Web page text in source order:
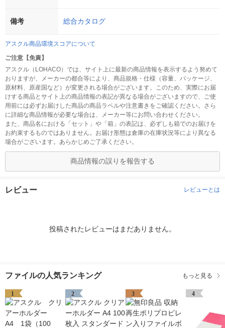
備考 総合カタログ
アスクル商品環境スコアについて
ご注意【免責】
アスクル（LOHACO）では、サイト上に最新の商品情報を表示するよう努めて
おりますが、メーカーの都合等により、商品規格・仕様（容量、パッケージ、
原材料、原産国など）が変更される場合がございます。このため、実際にお届
けする商品とサイト上の商品情報の表記が異なる場合がございますので、ご使
用前には必ずお届けした商品の商品ラベルや注意書きをご確認ください。さら
に詳細な商品情報が必要な場合は、メーカー等にお問い合わせください。
また、商品名における「セット」や「箱」の表記は、必ずしも箱でのお届けを
お約束するものではありません。お届け形態は倉庫の在庫状況等により異なる
場合がございます。あらかじめご了承ください。
商品情報の誤りを報告する
レビュー レビューとは
投稿されたレビューはまだありません。
ファイルの人気ランキング もっと見る
1 2 3 4